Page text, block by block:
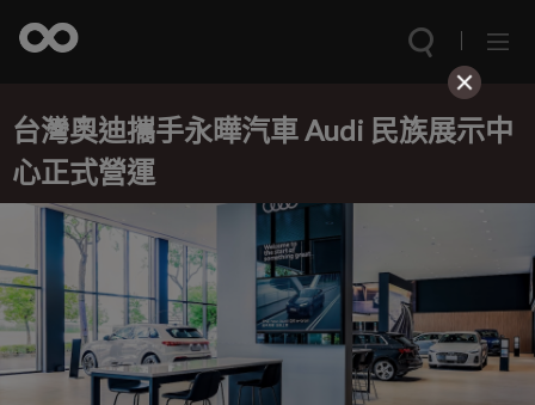
台灣奧迪攜手永曄汽車 Audi 民族展示中
心正式營運